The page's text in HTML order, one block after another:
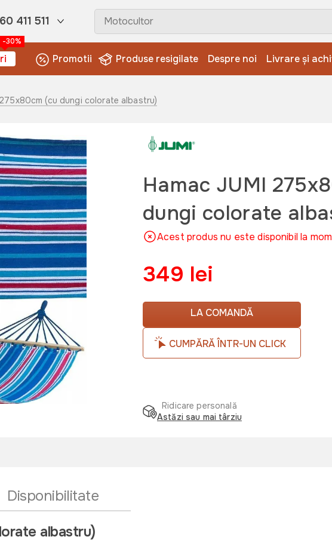
411 511
-30%
Promotii Produse resigilate Despre noi Livrare și
(cu dungi colorate albastru)
Hamac JUMI
dungi colorate
Acest produs nu este disponibil la
349 lei
LA COMANDĂ
CUMPĂRĂ ÎNTR-UN CLICK
Ridicare personală
Astăzi sau mai târziu
Disponibilitate
albastru)